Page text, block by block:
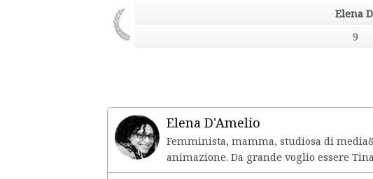
Elena
9
Elena D'Amelio
Femminista, mamma, studiosa di
animazione. Da grande voglio essere Tina